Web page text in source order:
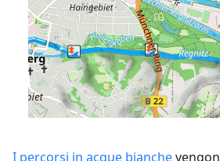
I percorsi in acque bianche